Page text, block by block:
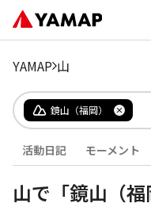
YAMAP 山
鏡山（福岡）
活動日記 モーメント
山で「鏡山（